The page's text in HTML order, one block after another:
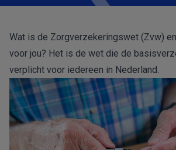
Wat is de Zorgverzekeringswet (Zvw)
voor jou? Het is de wet die de
verplicht voor iedereen in Nederland.